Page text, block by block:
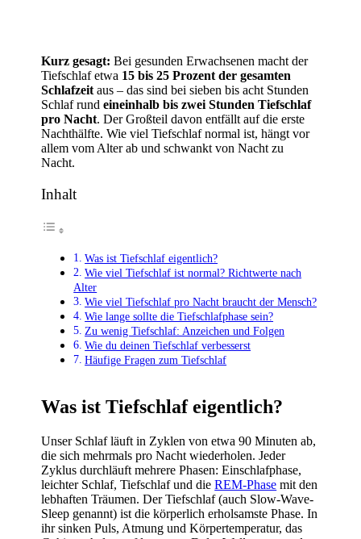
Kurz gesagt: Bei gesunden Erwachsenen macht der
Tiefschlaf etwa 15 bis 25 Prozent der gesamten
Schlafzeit aus – das sind bei sieben bis acht Stunden
Schlaf rundeineinhalb bis zwei Stunden Tiefschlaf
pro Nacht. Der Großteil davon entfällt auf die erste
Nachthälfte. Wie viel Tiefschlaf normal ist, hängt vor
allem vom Alter ab und schwankt von Nacht zu
Nacht.
Inhalt
Was ist Tiefschlaf eigentlich?
Wie viel Tiefschlaf ist normal? Richtwerte nach
Alter
Wie viel Tiefschlaf pro Nacht braucht der Mensch?
Wie lange sollte die Tiefschlafphase sein?
Zu wenig Tiefschlaf: Anzeichen und Folgen
Wie du deinen Tiefschlaf verbesserst
Häufige Fragen zum Tiefschlaf
Was ist Tiefschlaf eigentlich?
Unser Schlaf läuft in Zyklen von etwa 90 Minuten ab,
die sich mehrmals pro Nacht wiederholen. Jeder
Zyklus durchläuft mehrere Phasen: Einschlafphase,
leichter Schlaf, Tiefschlaf und dieREM-Phase mit den
lebhaften Träumen. Der Tiefschlaf (auch Slow-Wave-
Sleep genannt) ist die körperlich erholsamste Phase. In
ihr sinken Puls, Atmung und Körpertemperatur, das